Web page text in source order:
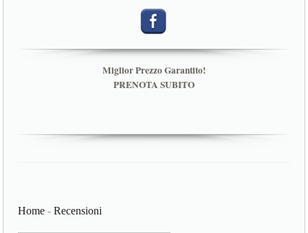
Miglior Prezzo Garantito!
PRENOTA SUBITO
Home -Recensioni